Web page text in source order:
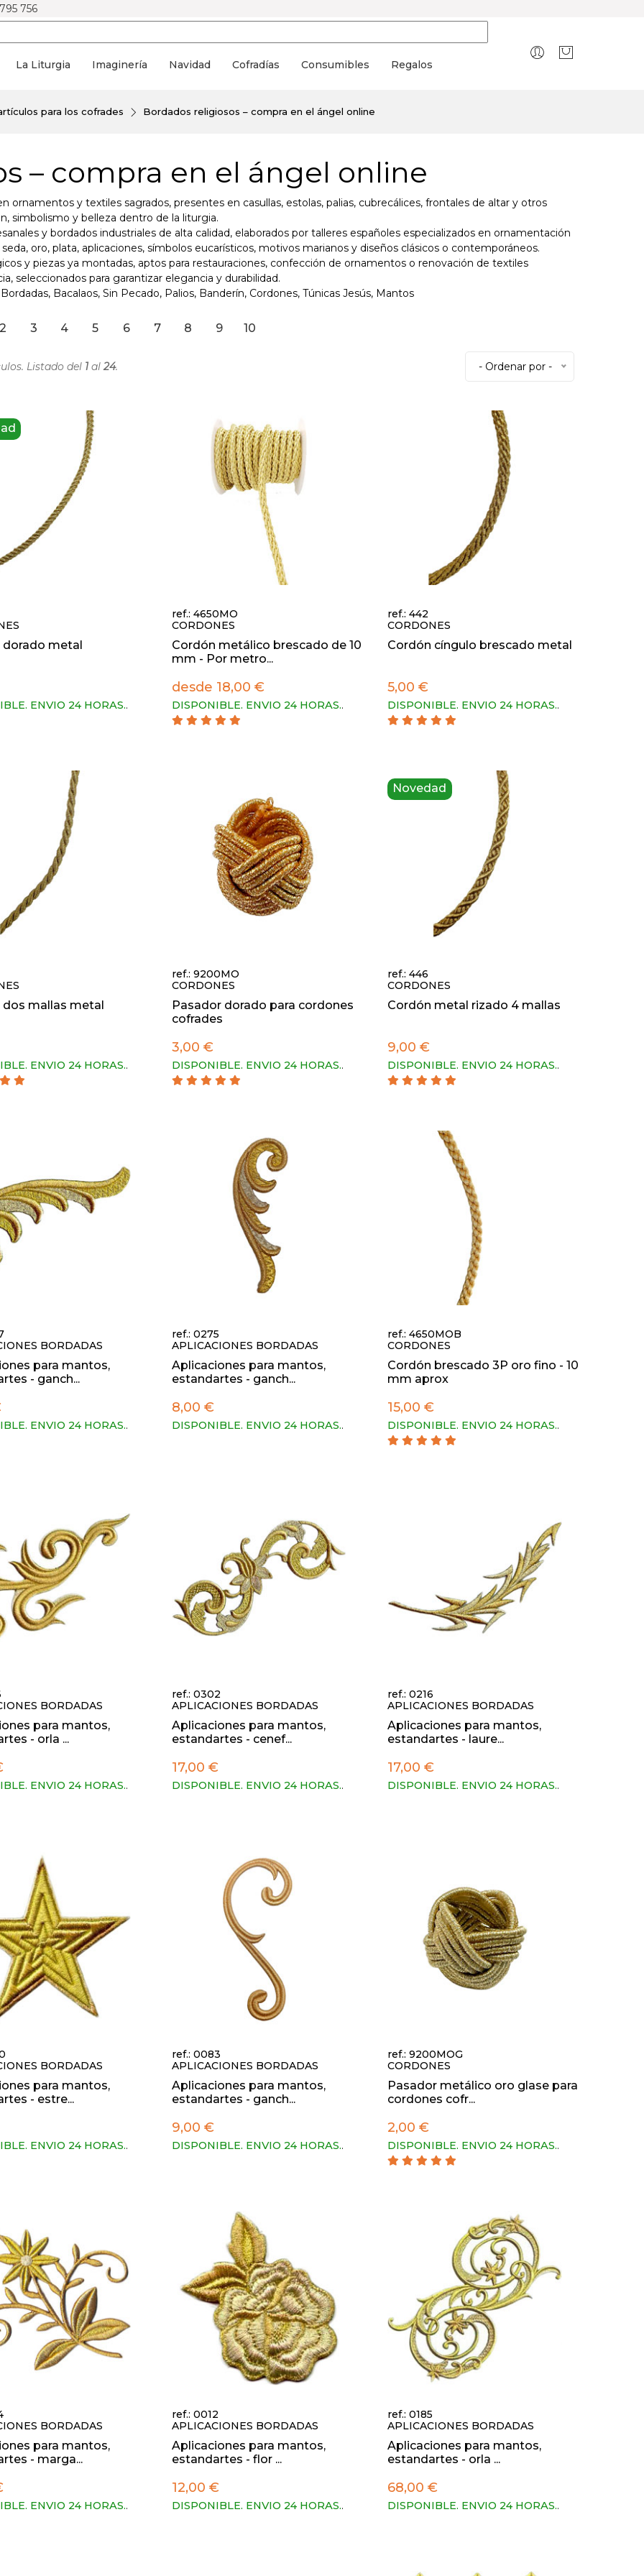
756
La Liturgia Imaginería Navidad Cofradías Consumibles Regalos
para los cofrades Bordados religiosos – compra en el ángel online
– compra en el ángel online
y textiles sagrados, presentes en casullas, estolas, palias, cubrecálices, frontales de altar y otros
simbolismo y belleza dentro de la liturgia.
y bordados industriales de alta calidad, elaborados por talleres españoles especializados en ornamentación
oro, plata, aplicaciones, símbolos eucarísticos, motivos marianos y diseños clásicos o contemporáneos.
y piezas ya montadas, aptos para restauraciones, confección de ornamentos o renovación de textiles
seleccionados para garantizar elegancia y durabilidad.
Bacalaos, Sin Pecado, Palios, Banderín, Cordones, Túnicas Jesús, Mantos
3 4 5 6 7 8 9 10
Listado del 1 al 24. - Ordenar por -
dorado metal
ENVIO 24 HORAS..
ref.: 4650MO
CORDONES
Cordón metálico brescado de 10
mm - Por metro...
desde 18,00 €
DISPONIBLE. ENVIO 24 HORAS..
ref.: 442
CORDONES
Cordón cíngulo brescado metal
5,00 €
DISPONIBLE. ENVIO 24 HORAS..
dos mallas metal
ENVIO 24 HORAS..
ref.: 9200MO
CORDONES
Pasador dorado para cordones
cofrades
3,00 €
DISPONIBLE. ENVIO 24 HORAS..
Novedad
ref.: 446
CORDONES
Cordón metal rizado 4 mallas
9,00 €
DISPONIBLE. ENVIO 24 HORAS..
BORDADAS
para mantos,
- ganch...
ENVIO 24 HORAS..
ref.: 0275
APLICACIONES BORDADAS
Aplicaciones para mantos,
estandartes - ganch...
8,00 €
DISPONIBLE. ENVIO 24 HORAS..
ref.: 4650MOB
CORDONES
Cordón brescado 3P oro fino - 10
mm aprox
15,00 €
DISPONIBLE. ENVIO 24 HORAS..
BORDADAS
para mantos,
- orla ...
ENVIO 24 HORAS..
ref.: 0302
APLICACIONES BORDADAS
Aplicaciones para mantos,
estandartes - cenef...
17,00 €
DISPONIBLE. ENVIO 24 HORAS..
ref.: 0216
APLICACIONES BORDADAS
Aplicaciones para mantos,
estandartes - laure...
17,00 €
DISPONIBLE. ENVIO 24 HORAS..
BORDADAS
para mantos,
- estre...
ENVIO 24 HORAS..
ref.: 0083
APLICACIONES BORDADAS
Aplicaciones para mantos,
estandartes - ganch...
9,00 €
DISPONIBLE. ENVIO 24 HORAS..
ref.: 9200MOG
CORDONES
Pasador metálico oro glase para
cordones cofr...
2,00 €
DISPONIBLE. ENVIO 24 HORAS..
BORDADAS
para mantos,
- marga...
ENVIO 24 HORAS..
ref.: 0012
APLICACIONES BORDADAS
Aplicaciones para mantos,
estandartes - flor ...
12,00 €
DISPONIBLE. ENVIO 24 HORAS..
ref.: 0185
APLICACIONES BORDADAS
Aplicaciones para mantos,
estandartes - orla ...
68,00 €
DISPONIBLE. ENVIO 24 HORAS..